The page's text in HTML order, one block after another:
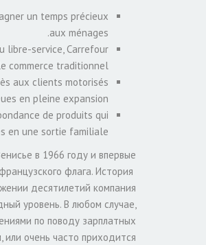
un temps précieux
aux ménages.
libre-service, Carrefour
commerce traditionnel.
aux clients motorisés
en pleine expansion.
de produits qui
en une sortie familiale.
в 1966 году и впервые
флага. История
десятилетий компания
уровень. В любом случае,
по поводу зарплатных
очень часто приходится